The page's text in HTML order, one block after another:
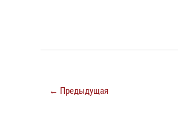
← Предыдущая